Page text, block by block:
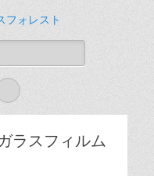
FOREST
買
いラスフィルム